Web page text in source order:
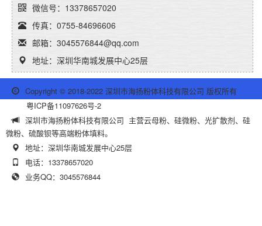
微信号：13378657020
传真：0755-84696606
邮箱：3045576844@qq.com
地址：深圳华南城发展中心25层
Copyright © 2018-2022 深圳市海扬粉体科技有限公司 版权所有
粤ICP备11097626号-2
深圳市海扬粉体科技有限公司 主营云母粉、硅微粉、光扩散剂、硅
微粉、硫酸钡等高端粉体填料。
地址：深圳华南城发展中心25层
电话：13378657020
业务QQ：3045576844